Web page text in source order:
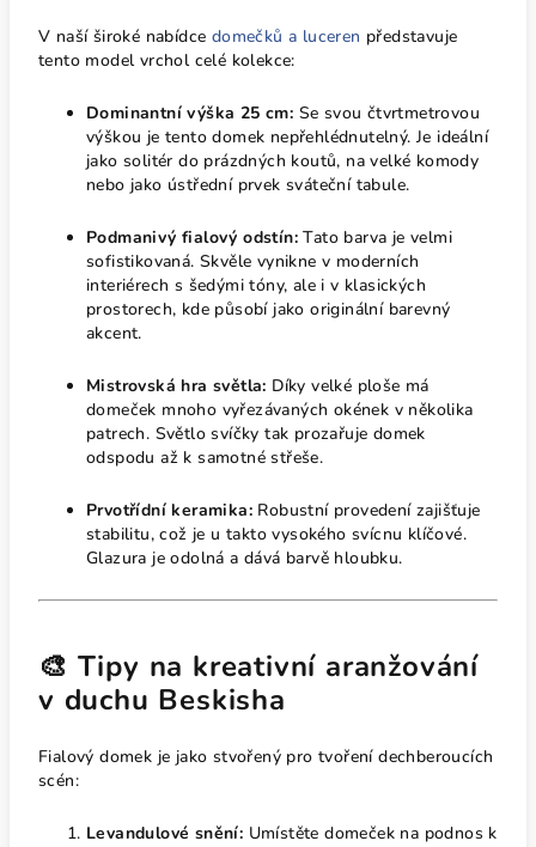
V naší široké nabídce domečků a luceren představuje
tento model vrchol celé kolekce:
Dominantní výška 25 cm: Se svou čtvrtmetrovou
výškou je tento domek nepřehlédnutelný. Je ideální
jako solitér do prázdných koutů, na velké komody
nebo jako ústřední prvek sváteční tabule.
Podmanivý fialový odstín: Tato barva je velmi
sofistikovaná. Skvěle vynikne v moderních
interiérech s šedými tóny, ale i v klasických
prostorech, kde působí jako originální barevný
akcent.
Mistrovská hra světla: Díky velké ploše má
domeček mnoho vyřezávaných okének v několika
patrech. Světlo svíčky tak prozařuje domek
odspodu až k samotné střeše.
Prvotřídní keramika: Robustní provedení zajišťuje
stabilitu, což je u takto vysokého svícnu klíčové.
Glazura je odolná a dává barvě hloubku.
🎨 Tipy na kreativní aranžování
v duchu Beskisha
Fialový domek je jako stvořený pro tvoření dechberoucích
scén:
Levandulové snění: Umístěte domeček na podnos k